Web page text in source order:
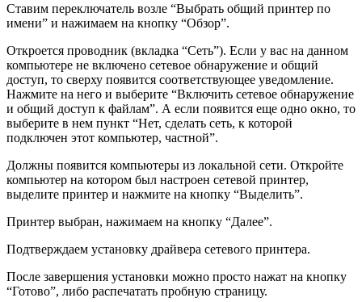
Ставим переключатель возле “Выбрать общий принтер по
имени” и нажимаем на кнопку “Обзор”.
Откроется проводник (вкладка “Сеть”). Если у вас на данном
компьютере не включено сетевое обнаружение и общий
доступ, то сверху появится соответствующее уведомление.
Нажмите на него и выберите “Включить сетевое обнаружение
и общий доступ к файлам”. А если появится еще одно окно, то
выберите в нем пункт “Нет, сделать сеть, к которой
подключен этот компьютер, частной”.
Должны появится компьютеры из локальной сети. Откройте
компьютер на котором был настроен сетевой принтер,
выделите принтер и нажмите на кнопку “Выделить”.
Принтер выбран, нажимаем на кнопку “Далее”.
Подтверждаем установку драйвера сетевого принтера.
После завершения установки можно просто нажат на кнопку
“Готово”, либо распечатать пробную страницу.